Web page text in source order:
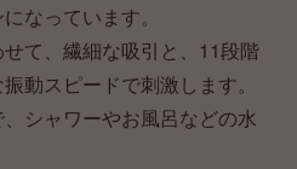
なっています。
て、繊細な吸引と、11段階
動スピードで刺激します。
シャワーやお風呂などの水